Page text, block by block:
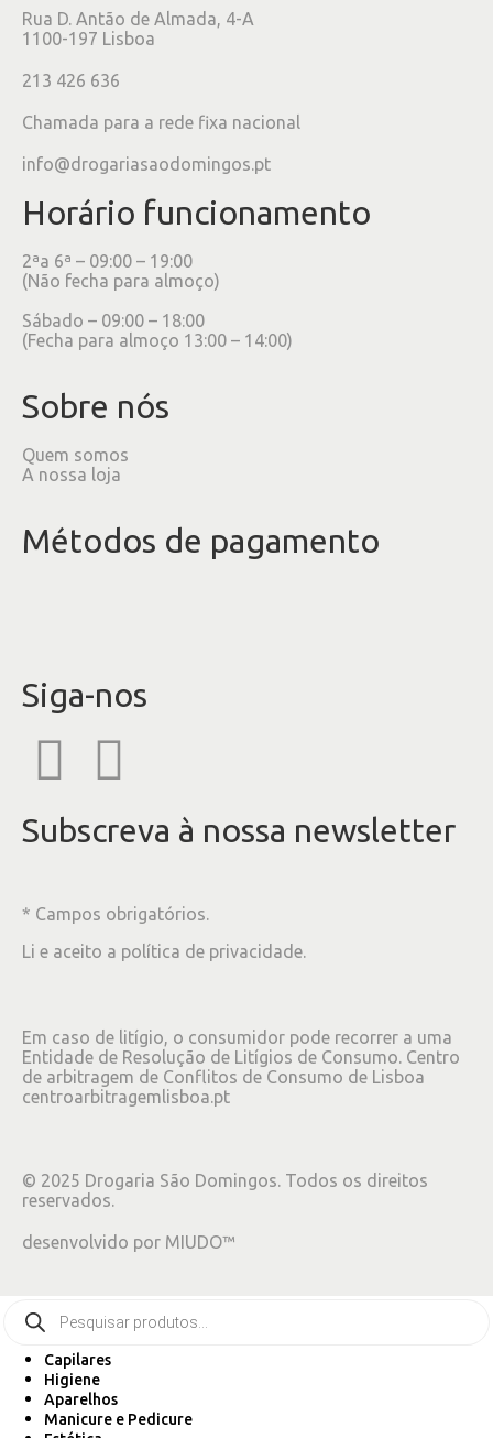
Rua D. Antão de Almada, 4-A
1100-197 Lisboa
213 426 636
Chamada para a rede fixa nacional
info@drogariasaodomingos.pt
Horário funcionamento
2ªa 6ª – 09:00 – 19:00
(Não fecha para almoço)
Sábado – 09:00 – 18:00
(Fecha para almoço 13:00 – 14:00)
Sobre nós
Quem somos
A nossa loja
Métodos de pagamento
Siga-nos
Subscreva à nossa newsletter
* Campos obrigatórios.
Li e aceito a política de privacidade.
Em caso de litígio, o consumidor pode recorrer a uma
Entidade de Resolução de Litígios de Consumo. Centro
de arbitragem de Conflitos de Consumo de Lisboa
centroarbitragemlisboa.pt
© 2025 Drogaria São Domingos. Todos os direitos
reservados.
desenvolvido por MIUDO™
Capilares
Higiene
Aparelhos
Manicure e Pedicure